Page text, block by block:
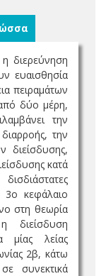
η διερεύνηση
ευαισθησία
πειραμάτων
δύο μέρη,
την
την
κατά
3ο κεφάλαιο
στη θεωρία
μίας λείας
2β, κάτω
συνεκτικά